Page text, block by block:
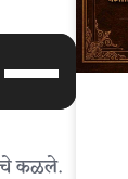
Use
Up/Down
keysकळले.